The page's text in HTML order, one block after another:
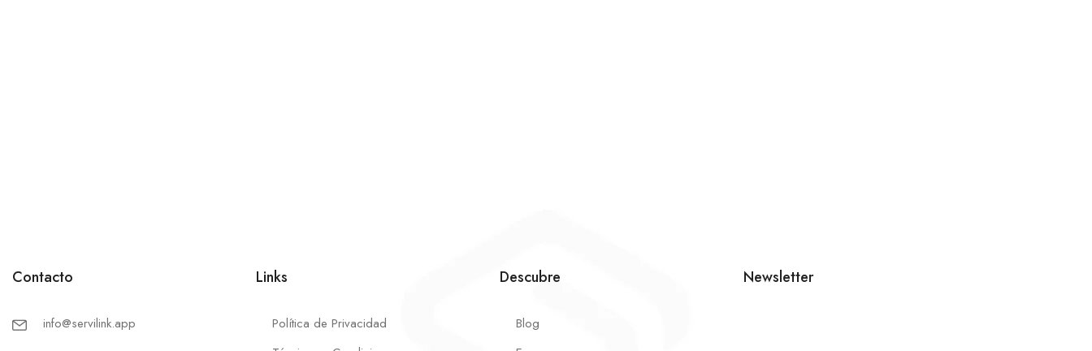
Contacto
info@servilink.app
Links
Política de Privacidad
Descubre
Blog
Newsletter